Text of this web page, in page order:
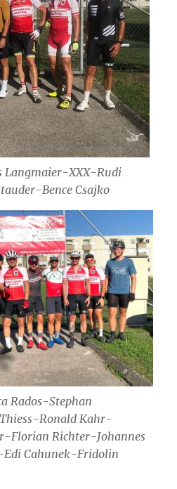
Langmaier-XXX-Rudi
Bence Csajko
Rados-Stephan
Ronald Kahr-
Florian Richter-Johannes
Cahunek-Fridolin